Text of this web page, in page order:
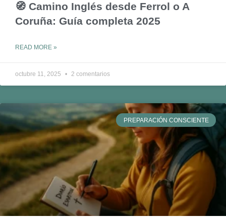
🧭 Camino Inglés desde Ferrol o A
Coruña: Guía completa 2025
READ MORE »
octubre 11, 2025 2 comentarios
PREPARACIÓN CONSCIENTE